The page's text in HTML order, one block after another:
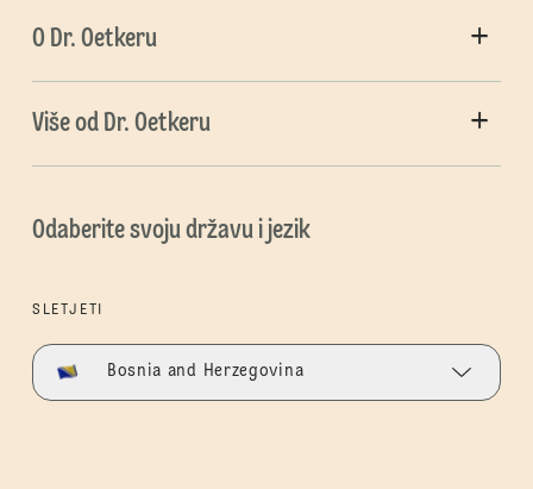
O Dr. Oetkeru
Više od Dr. Oetkeru
Odaberite svoju državu i jezik
SLETJETI
Bosnia and Herzegovina